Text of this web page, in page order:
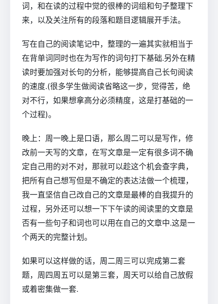
词，和在读的过程中觉的很棒的词组和句子整理下
来，以及关注所有的段落和题目逻辑展开手法。
写在自己的阅读笔记中，整理的一遍其实就相当于
在背单词同时也在为写作的词句打下基础.另外在精
读时要加强对长句的分析，能够提高自己长句阅读
的速度.(很多学生做阅读省略这一步，觉得苦，绝
对不行，如果想拿高分必须精度，这是打基础的一
个过程)。
晚上：周一晚上是口语，那么周二可以是写作，修
改前一天写的文章，在写文章是一定有很多词不确
定自己用的对不对，那就可以趁这个机会查字典，
把所有自己想写但是不确定的表达法做一个梳理，
我一直坚信自己改自己的文章是最棒的自我提升的
过程，另外还可以想一下下午读的阅读里的文章是
否有一些句子和词也可以用在自己的文章中.这是一
个两天的完整计划。
如果可以这样做的话，周二周三可以完成第二套
题，周四周五可以是第三套，周天可以给自己放假
或着密集做一套.